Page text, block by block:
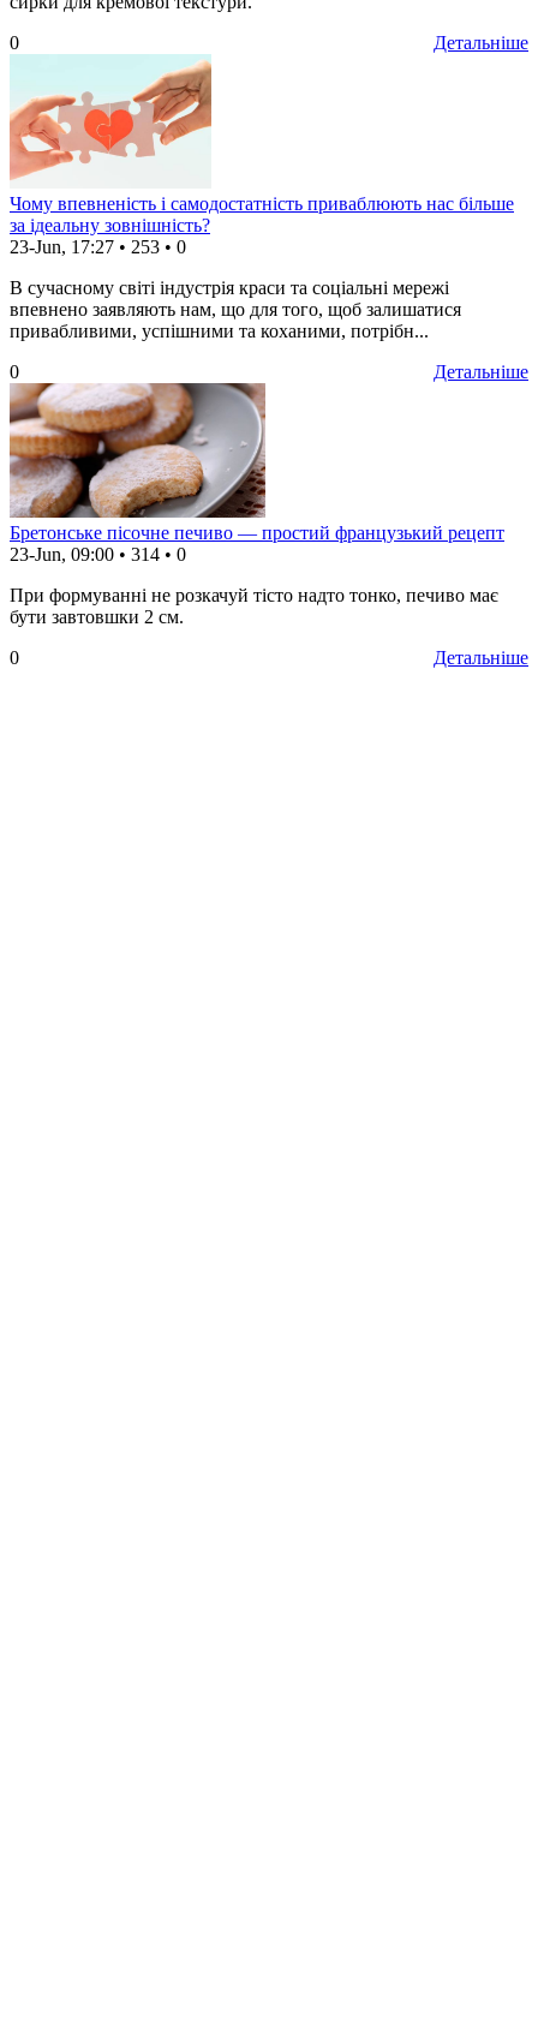
Детальніше
0
Чому впевненість і самодостатність приваблюють нас більше
за ідеальну зовнішність?
23-Jun, 17:27 • 253 • 0
В сучасному світі індустрія краси та соціальні мережі
впевнено заявляють нам, що для того, щоб залишатися
привабливими, успішними та коханими, потрібн...
Детальніше
0
Бретонське пісочне печиво — простий французький рецепт
23-Jun, 09:00 • 314 • 0
При формуванні не розкачуй тісто надто тонко, печиво має
бути завтовшки 2 см.
Детальніше
0